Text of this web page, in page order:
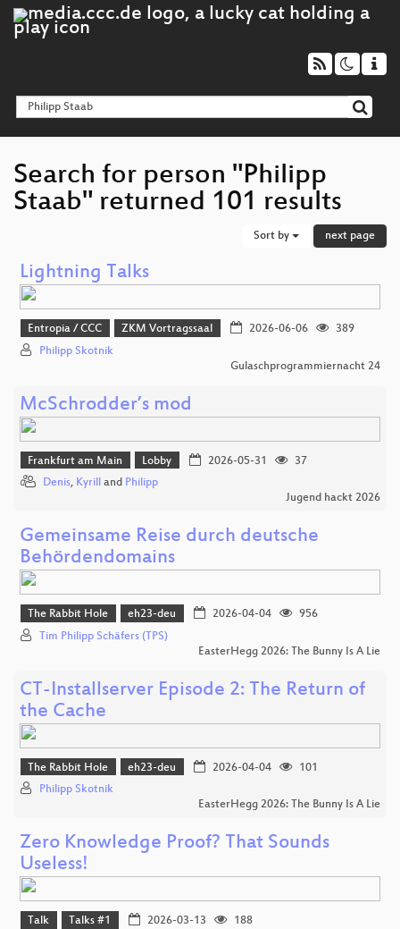
Search for person "Philipp
Staab" returned 101 results
Sort by next page
Lightning Talks
Entropia / CCC ZKM Vortragssaal 2026-06-06
389
Philipp Skotnik
Gulaschprogrammiernacht 24
McSchrodder’s mod
Frankfurt am Main Lobby 2026-05-31
37
Denis, Kyrill and Philipp
Jugend hackt 2026
Gemeinsame Reise durch deutsche
Behördendomains
The Rabbit Hole eh23-deu 2026-04-04
956
Tim Philipp Schäfers (TPS)
EasterHegg 2026: The Bunny Is A Lie
CT-Installserver Episode 2: The Return of
the Cache
The Rabbit Hole eh23-deu 2026-04-04
101
Philipp Skotnik
EasterHegg 2026: The Bunny Is A Lie
Zero Knowledge Proof? That Sounds
Useless!
Talk Talks #1 2026-03-13
188